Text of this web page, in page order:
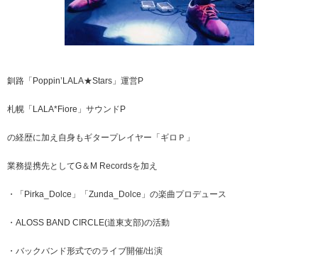
釧路「Poppin’LALA★Stars」運営P
札幌「LALA*Fiore」サウンドP
の経歴に加え自身もギタープレイヤー「ギロＰ」
業務提携先としてG＆M Recordsを加え
・「Pirka_Dolce」「Zunda_Dolce」の楽曲プロデュース
・ALOSS BAND CIRCLE(道東支部)の活動
・バックバンド形式でのライブ開催/出演